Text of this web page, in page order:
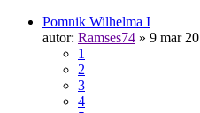
Pomnik Wilhelma I
autor: Ramses74 » 9 mar
1
2
3
4